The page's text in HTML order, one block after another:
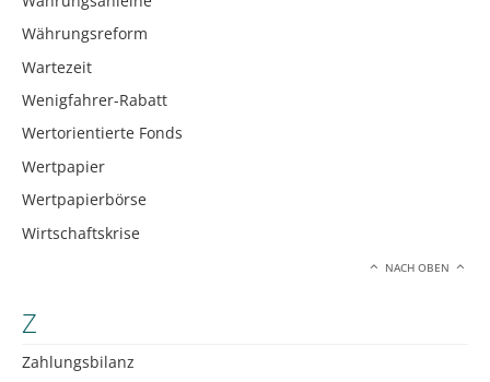
Währungsreform
Wartezeit
Wenigfahrer-Rabatt
Wertorientierte Fonds
Wertpapier
Wertpapierbörse
Wirtschaftskrise
NACH OBEN
Z
Zahlungsbilanz